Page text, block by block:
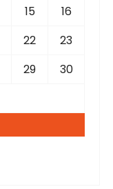
15
16
22
23
29
30